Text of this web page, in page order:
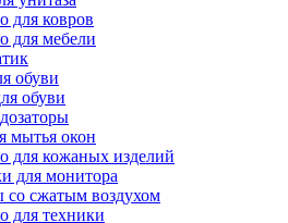
для ковров
для мебели
обуви
обуви
мытья окон
для кожаных изделий
для монитора
со сжатым воздухом
для техники